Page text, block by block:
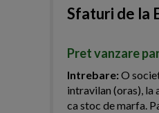
Sfaturi de la
Pret vanzare
Intrebare:O
intravilan (oras), la
ca stoc de marfa.